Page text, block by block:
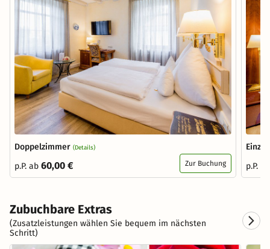
Doppelzimmer (Details)
p.P. ab 60,00 € Zur Buchung
p.P.
Zubuchbare Extras
(Zusatzleistungen wählen Sie bequem im nächsten
Schritt)